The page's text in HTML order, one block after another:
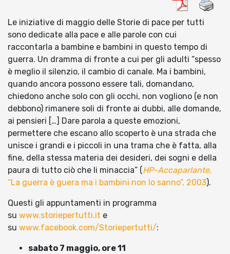
Le iniziative di maggio delle Storie di pace per tutti
sono dedicate alla pace e alle parole con cui
raccontarla a bambine e bambini in questo tempo di
guerra. Un dramma di fronte a cui per gli adulti “spesso
è meglio il silenzio, il cambio di canale. Ma i bambini,
quando ancora possono essere tali, domandano,
chiedono anche solo con gli occhi, non vogliono (e non
debbono) rimanere soli di fronte ai dubbi, alle domande,
ai pensieri […] Dare parola a queste emozioni,
permettere che escano allo scoperto è una strada che
unisce i grandi e i piccoli in una trama che è fatta, alla
fine, della stessa materia dei desideri, dei sogni e della
paura di tutto ciò che li minaccia” (HP-Accaparlante,
“La guerra è guera ma i bambini non lo sanno”, 2003).
Questi gli appuntamenti in programma
su www.storiepertutti.it e
su www.facebook.com/Storiepertutti/:
sabato 7 maggio, ore 11